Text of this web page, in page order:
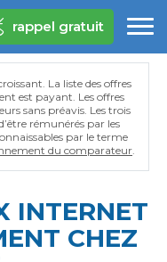
rappel gratuit
La liste des offres
est payant. Les offres
sans préavis. Les trois
rémunérés par les
par le terme
du comparateur.
INTERNET
CHEZ